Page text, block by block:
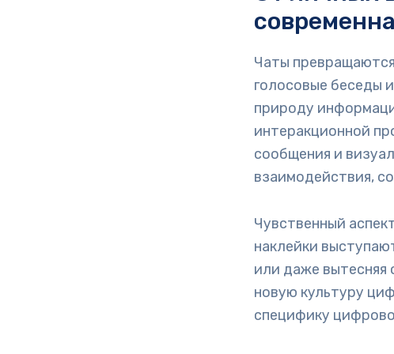
Чаты
голосовые беседы
природу
интеракционной
сообщения и
взаимодействия,
Чувственный
наклейки
или даже вытесняя
новую культуру
специфику